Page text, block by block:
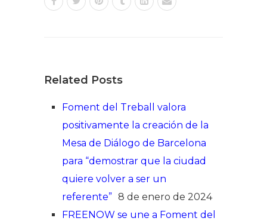
Related Posts
Foment del Treball valora
positivamente la creación de la
Mesa de Diálogo de Barcelona
para “demostrar que la ciudad
quiere volver a ser un
referente” 8 de enero de 2024
FREENOW se une a Foment del